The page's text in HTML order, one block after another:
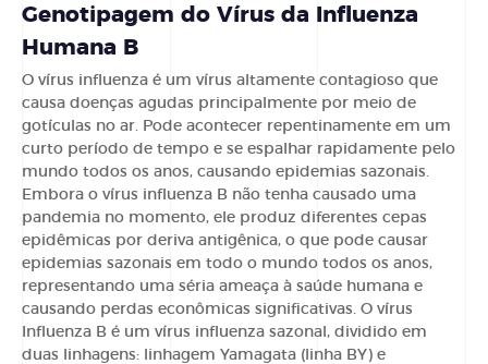
Genotipagem do Vírus da Influenza
Humana B
O vírus influenza é um vírus altamente contagioso que
causa doenças agudas principalmente por meio de
gotículas no ar. Pode acontecer repentinamente em um
curto período de tempo e se espalhar rapidamente pelo
mundo todos os anos, causando epidemias sazonais.
Embora o vírus influenza B não tenha causado uma
pandemia no momento, ele produz diferentes cepas
epidêmicas por deriva antigênica, o que pode causar
epidemias sazonais em todo o mundo todos os anos,
representando uma séria ameaça à saúde humana e
causando perdas econômicas significativas. O vírus
Influenza B é um vírus influenza sazonal, dividido em
duas linhagens: linhagem Yamagata (linha BY) e